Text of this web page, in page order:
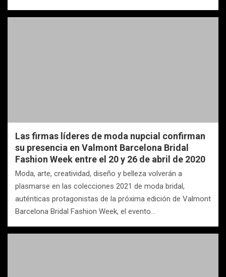
Las firmas líderes de moda nupcial confirman
su presencia en Valmont Barcelona Bridal
Fashion Week entre el 20 y 26 de abril de 2020
Moda, arte, creatividad, diseño y belleza volverán a
plasmarse en las colecciones 2021 de moda bridal,
auténticas protagonistas de la próxima edición de Valmont
Barcelona Bridal Fashion Week, el evento…